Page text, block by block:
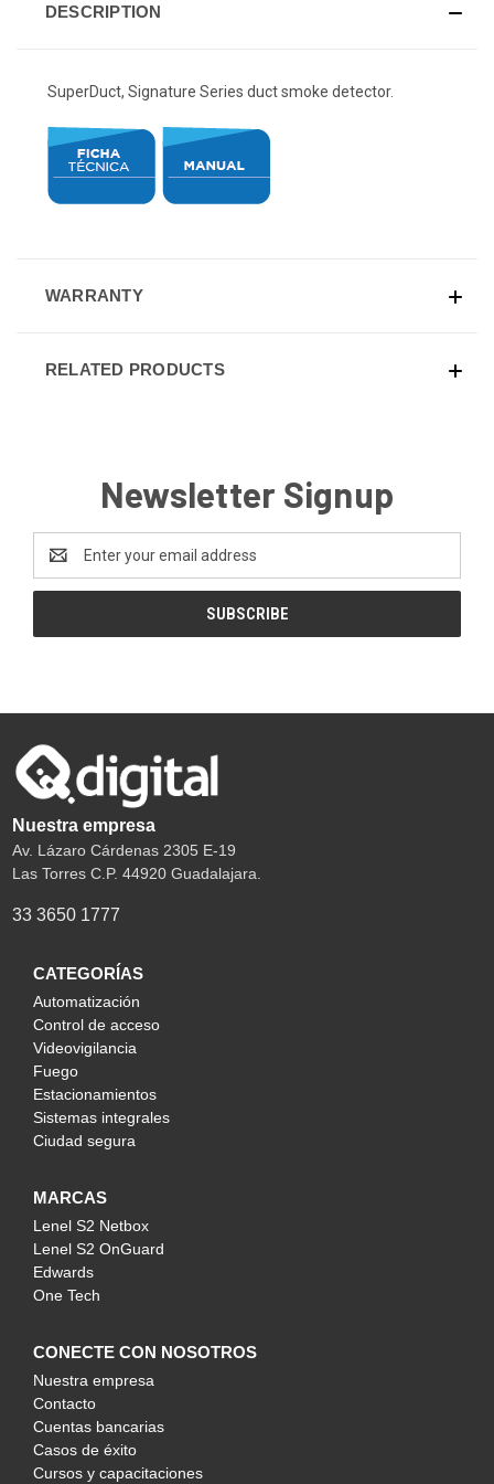
DESCRIPTION
SuperDuct, Signature Series duct smoke detector.
WARRANTY
RELATED PRODUCTS
Newsletter Signup
Address
Nuestra empresa
Av. Lázaro Cárdenas 2305 E-19
Las Torres C.P. 44920 Guadalajara.
33 3650 1777
CATEGORÍAS
Automatización
Control de acceso
Videovigilancia
Fuego
Estacionamientos
Sistemas integrales
Ciudad segura
MARCAS
Lenel S2 Netbox
Lenel S2 OnGuard
Edwards
One Tech
CONECTE CON NOSOTROS
Nuestra empresa
Contacto
Cuentas bancarias
Casos de éxito
Cursos y capacitaciones